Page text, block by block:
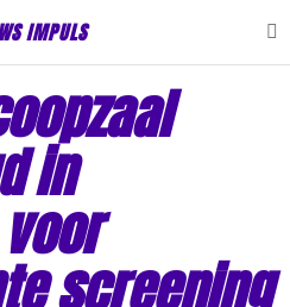
IMPULS
in
screening